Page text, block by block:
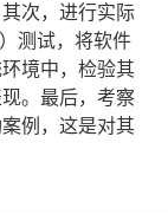
次，进行实际
测试，将软件
境中，检验其
。最后，考察
例，这是对其